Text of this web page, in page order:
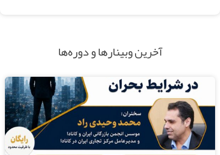
آخرین وبینارها و دوره‌ها